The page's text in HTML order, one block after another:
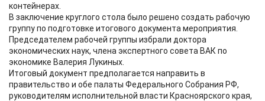
контейнерах.
В заключение круглого стола было решено создать рабочую
группу по подготовке итогового документа мероприятия.
Председателем рабочей группы избрали доктора
экономических наук, члена экспертного совета ВАК по
экономике Валерия Лукиных.
Итоговый документ предполагается направить в
правительство и обе палаты Федерального Собрания РФ,
руководителям исполнительной власти Красноярского края,